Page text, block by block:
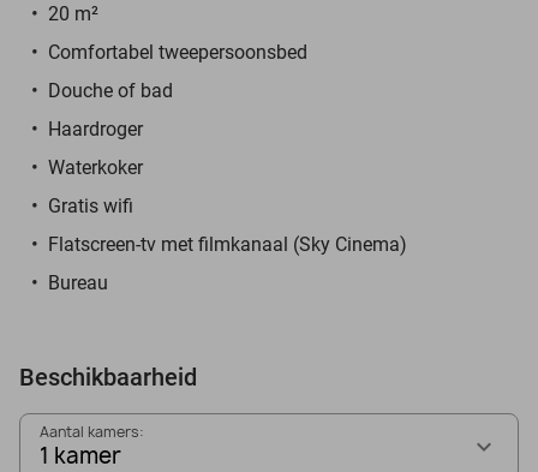
20 m²
Comfortabel tweepersoonsbed
Douche of bad
Haardroger
Waterkoker
Gratis wifi
Flatscreen-tv met filmkanaal (Sky Cinema)
Bureau
Beschikbaarheid
Aantal kamers:
1 kamer